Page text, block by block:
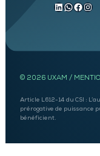
LinkedIn WhatsApp Facebook Instagram
© 2026 UXAM /
Article L612-14 du CSI :
prérogative de puissance
bénéficient.